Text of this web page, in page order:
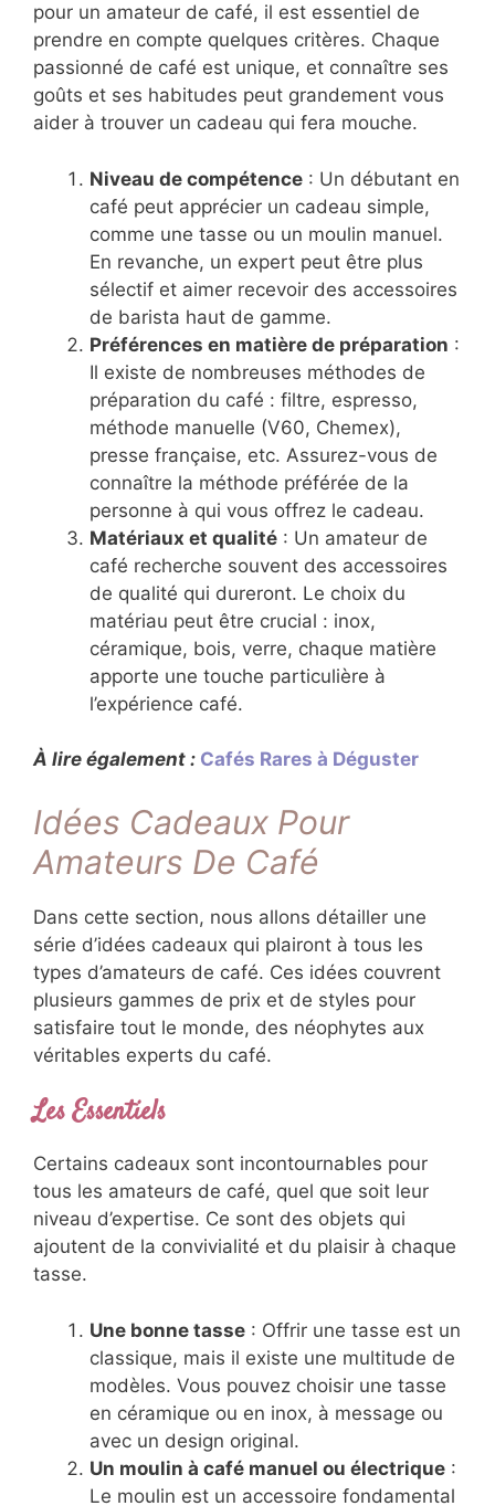
pour un amateur de café, il est essentiel de
prendre en compte quelques critères. Chaque
passionné de café est unique, et connaître ses
goûts et ses habitudes peut grandement vous
aider à trouver un cadeau qui fera mouche.
Niveau de compétence : Un débutant en
café peut apprécier un cadeau simple,
comme une tasse ou un moulin manuel.
En revanche, un expert peut être plus
sélectif et aimer recevoir des accessoires
de barista haut de gamme.
Préférences en matière de préparation :
Il existe de nombreuses méthodes de
préparation du café : filtre, espresso,
méthode manuelle (V60, Chemex),
presse française, etc. Assurez-vous de
connaître la méthode préférée de la
personne à qui vous offrez le cadeau.
Matériaux et qualité : Un amateur de
café recherche souvent des accessoires
de qualité qui dureront. Le choix du
matériau peut être crucial : inox,
céramique, bois, verre, chaque matière
apporte une touche particulière à
l’expérience café.
À lire également : Cafés Rares à Déguster
Idées Cadeaux Pour
Amateurs De Café
Dans cette section, nous allons détailler une
série d’idées cadeaux qui plairont à tous les
types d’amateurs de café. Ces idées couvrent
plusieurs gammes de prix et de styles pour
satisfaire tout le monde, des néophytes aux
véritables experts du café.
Les Essentiels
Certains cadeaux sont incontournables pour
tous les amateurs de café, quel que soit leur
niveau d’expertise. Ce sont des objets qui
ajoutent de la convivialité et du plaisir à chaque
tasse.
Une bonne tasse : Offrir une tasse est un
classique, mais il existe une multitude de
modèles. Vous pouvez choisir une tasse
en céramique ou en inox, à message ou
avec un design original.
Un moulin à café manuel ou électrique :
Le moulin est un accessoire fondamental